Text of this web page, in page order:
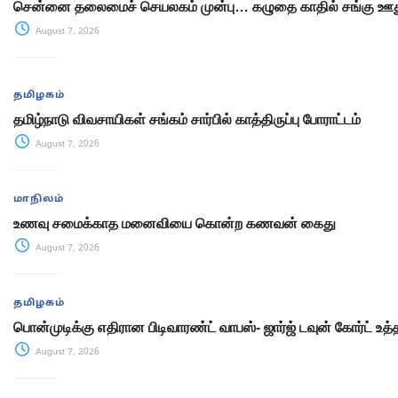
சென்னை தலைமைச் செயலகம் முன்பு… கழுதை காதில் சங்கு
August 7, 2026
தமிழகம்
தமிழ்நாடு விவசாயிகள் சங்கம் சார்பில் காத்திருப்பு போராட்டம்
August 7, 2026
மாநிலம்
உணவு சமைக்காத மனைவியை கொன்ற கணவன் கைது
August 7, 2026
தமிழகம்
பொன்முடிக்கு எதிரான பிடிவாரண்ட் வாபஸ்- ஜார்ஜ் டவுன் கோர்ட்
August 7, 2026